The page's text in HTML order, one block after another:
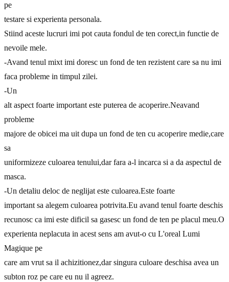
pe
testare si experienta personala.
Stiind aceste lucruri imi pot cauta fondul de ten corect,in functie de
nevoile mele.
-Avand tenul mixt imi doresc un fond de ten rezistent care sa nu imi
faca probleme in timpul zilei.
-Un
alt aspect foarte important este puterea de acoperire.Neavand
probleme
majore de obicei ma uit dupa un fond de ten cu acoperire medie,care
sa
uniformizeze culoarea tenului,dar fara a-l incarca si a da aspectul de
masca.
-Un detaliu deloc de neglijat este culoarea.Este foarte
important sa alegem culoarea potrivita.Eu avand tenul foarte deschis
recunosc ca imi este dificil sa gasesc un fond de ten pe placul meu.O
experienta neplacuta in acest sens am avut-o cu L'oreal Lumi
Magique pe
care am vrut sa il achizitionez,dar singura culoare deschisa avea un
subton roz pe care eu nu il agreez.